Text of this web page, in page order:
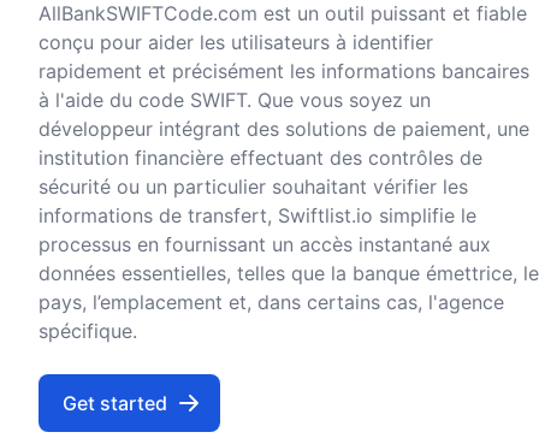
AllBankSWIFTCode.com est un outil puissant et fiable
conçu pour aider les utilisateurs à identifier
rapidement et précisément les informations bancaires
à l'aide du code SWIFT. Que vous soyez un
développeur intégrant des solutions de paiement, une
institution financière effectuant des contrôles de
sécurité ou un particulier souhaitant vérifier les
informations de transfert, Swiftlist.io simplifie le
processus en fournissant un accès instantané aux
données essentielles, telles que la banque émettrice, le
pays, l’emplacement et, dans certains cas, l'agence
spécifique.
Get started